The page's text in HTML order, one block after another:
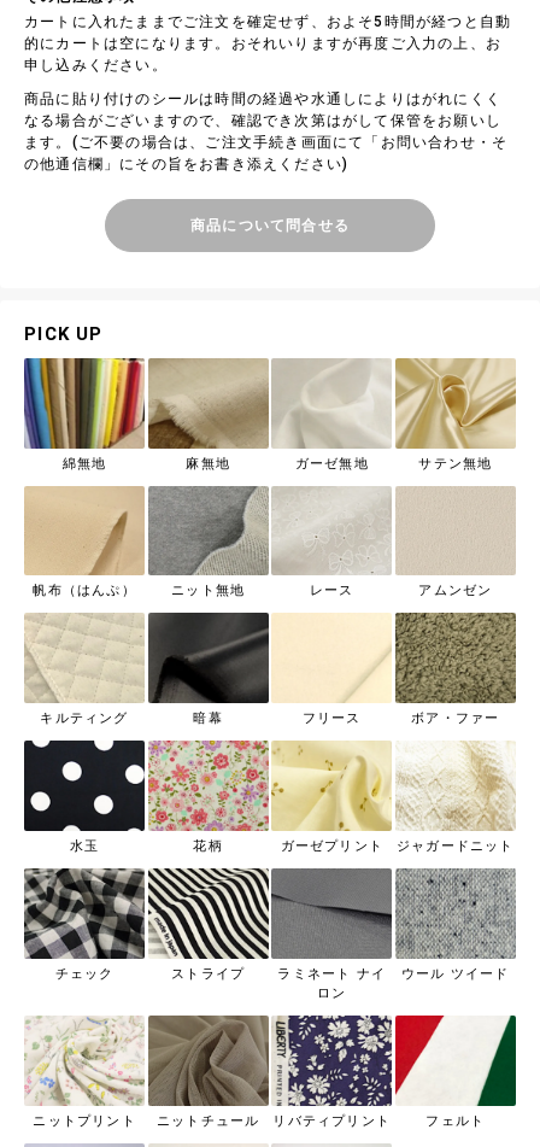
カートに入れたままでご注文を確定せず、およそ5時間が経つと自動
的にカートは空になります。おそれいりますが再度ご入力の上、お
申し込みください。
商品に貼り付けのシールは時間の経過や水通しによりはがれにくく
なる場合がございますので、確認でき次第はがして保管をお願いし
ます。(ご不要の場合は、ご注文手続き画面にて「お問い合わせ・そ
の他通信欄」にその旨をお書き添えください)
商品について問合せる
PICK UP
綿無地 麻無地 ガーゼ無地 サテン無地
帆布（はんぷ） ニット無地 レース アムンゼン
キルティング 暗幕 フリース ボア・ファー
水玉 花柄 ガーゼプリント ジャガードニット
チェック ストライプ
ラミネート ナイ
ロン
ウール ツイード
ニットプリント ニットチュール リバティプリント フェルト